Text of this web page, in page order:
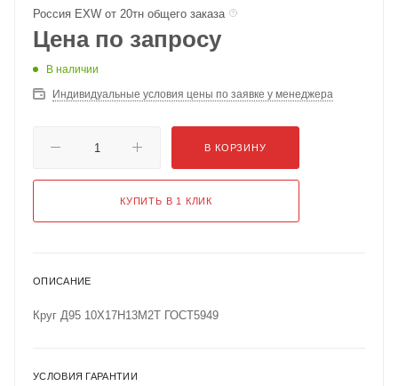
Россия EXW от 20тн общего заказа
Цена по запросу
В наличии
Индивидуальные условия цены по заявке у менеджера
В КОРЗИНУ
КУПИТЬ В 1 КЛИК
ОПИСАНИЕ
Круг Д95 10Х17Н13М2Т ГОСТ5949
УСЛОВИЯ ГАРАНТИИ